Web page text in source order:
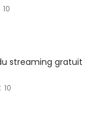
10
streaming gratuit
10